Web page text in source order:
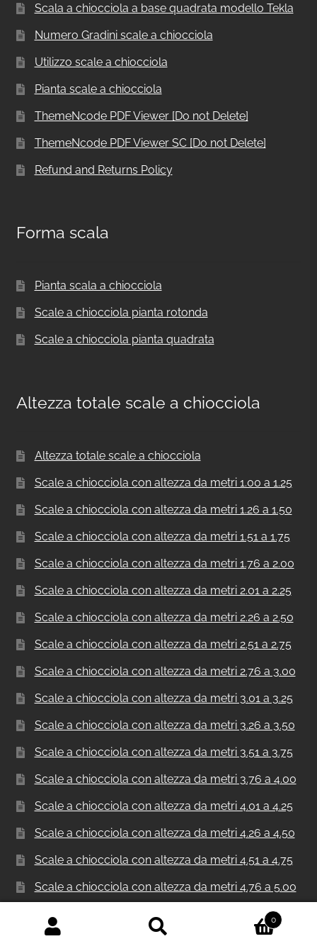
Scala a chiocciola a base quadrata modello Tekla
Numero Gradini scale a chiocciola
Utilizzo scale a chiocciola
Pianta scale a chiocciola
ThemeNcode PDF Viewer [Do not Delete]
ThemeNcode PDF Viewer SC [Do not Delete]
Refund and Returns Policy
Forma scala
Pianta scala a chiocciola
Scale a chiocciola pianta rotonda
Scale a chiocciola pianta quadrata
Altezza totale scale a chiocciola
Altezza totale scale a chiocciola
Scale a chiocciola con altezza da metri 1.00 a 1.25
Scale a chiocciola con altezza da metri 1.26 a 1.50
Scale a chiocciola con altezza da metri 1.51 a 1.75
Scale a chiocciola con altezza da metri 1.76 a 2.00
Scale a chiocciola con altezza da metri 2.01 a 2.25
Scale a chiocciola con altezza da metri 2.26 a 2.50
Scale a chiocciola con altezza da metri 2.51 a 2.75
Scale a chiocciola con altezza da metri 2.76 a 3.00
Scale a chiocciola con altezza da metri 3.01 a 3.25
Scale a chiocciola con altezza da metri 3.26 a 3.50
Scale a chiocciola con altezza da metri 3.51 a 3.75
Scale a chiocciola con altezza da metri 3.76 a 4.00
Scale a chiocciola con altezza da metri 4.01 a 4.25
Scale a chiocciola con altezza da metri 4.26 a 4.50
Scale a chiocciola con altezza da metri 4.51 a 4.75
Scale a chiocciola con altezza da metri 4.76 a 5.00
Scale a chiocciola con altezza da metri 5.01 a 5.25
0